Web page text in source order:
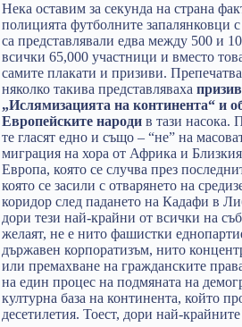
Нека оставим за секунда на страна
полицията футболните запалянковци
са представлявали едва между 500 и
всички 65,000 участници и вместо
самите плакати и призиви.
няколко такива представляваха
„Ислямизацията на континента“ и
Европейските народи в тази насока.
те гласят едно и също – “не” на
миграция на хора от Африка и
Европа, която се случва през
която се засили с отварянето на
коридор след падането на Кадафи в
дори тези най-крайни от всички на
желаят, не е нито фашистки
държавен корпоратизъм, нито
или премахване на гражданските
на един процес на подмяната на
културна база на континента, който
десетилетия. Тоест, дори най-